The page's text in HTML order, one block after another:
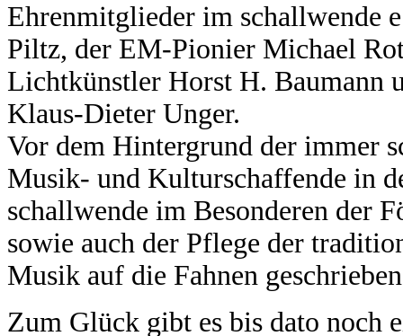
Ehrenmitglieder im schallwende
Piltz, der EM-Pionier Michael
Lichtkünstler Horst H. Baumann
Klaus-Dieter Unger.
Vor dem Hintergrund der immer
Musik- und Kulturschaffende in
schallwende im Besonderen der
sowie auch der Pflege der
Musik auf die Fahnen
Zum Glück gibt es bis dato noch